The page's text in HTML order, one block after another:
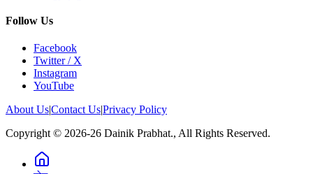
Follow Us
Facebook
Twitter / X
Instagram
YouTube
About Us|Contact Us|Privacy Policy
Copyright © 2026-26 Dainik Prabhat., All Rights Reserved.